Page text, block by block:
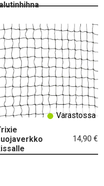
14,90 €
Varastossa